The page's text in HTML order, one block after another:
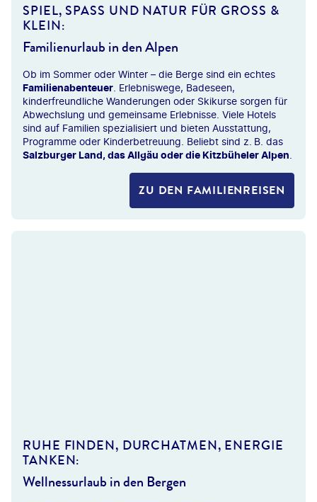
Schneesicherheit,
jeden Geschmack. Viele
Piste oder bieten
komfortablen Skishuttle.
SPIEL, SPASS UND NATUR FÜR GROSS & KL
EIN:
Familienurlaub in den Alpen
Ob im Sommer oder Winter – die Berge sind ein echtes
Familienabenteuer . Erlebniswege, Badeseen,
kinderfreundliche Wanderungen oder Skikurse sorgen für
Abwechslung und gemeinsame Erlebnisse. Viele Hotels
sind auf Familien spezialisiert und bieten Ausstattung,
Programme oder Kinderbetreuung. Beliebt sind z. B. das
Salzburger Land, das Allgäu oder die Kitzbüheler Alpen
ZU DEN FAMILIENREISEN
RUHE FINDEN, DURCHATMEN, ENERGIE
TANKEN:
Wellnessurlaub in den Bergen